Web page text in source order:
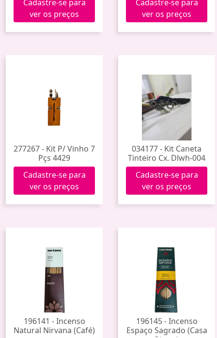
Cadastre-se para
ver os preços
Cadastre-se para
ver os preços
277267 - Kit P/ Vinho 7
Pçs 4429
Cadastre-se para
ver os preços
034177 - Kit Caneta
Tinteiro Cx. Dlwh-004
Cadastre-se para
ver os preços
196141 - Incenso
Natural Nirvana (Café)
196145 - Incenso
Espaço Sagrado (Casa